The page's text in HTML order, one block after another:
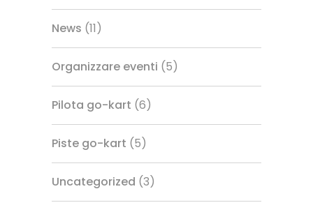
News (11)
Organizzare eventi (5)
Pilota go-kart (6)
Piste go-kart (5)
Uncategorized (3)